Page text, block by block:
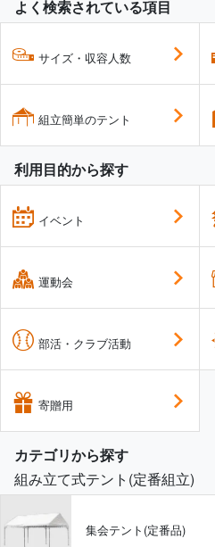
よく検索されている項目
サイズ・収容人数
組立簡単のテント
利用目的から探す
イベント
運動会
部活・クラブ活動
寄贈用
カテゴリから探す
組み立て式テント(定番組立)
集会テント(定番品)